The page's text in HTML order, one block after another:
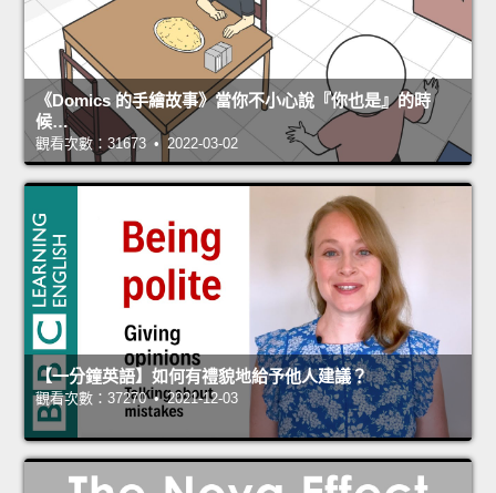
《Domics 的手繪故事》當你不小心說『你也是』的時
候…
觀看次數：31673 • 2022-03-02
【一分鐘英語】如何有禮貌地給予他人建議？
觀看次數：37270 • 2021-12-03